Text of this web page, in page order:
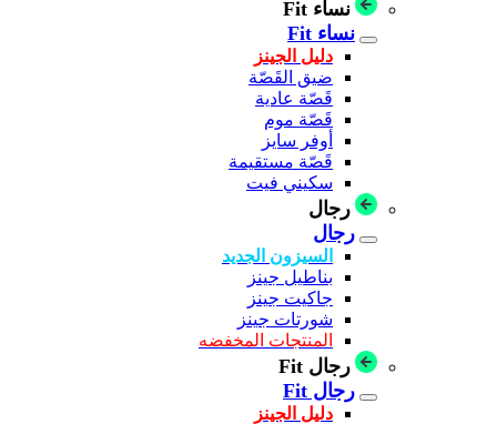
نساء Fit
نساء Fit
دليل الجينز
ضيق القَصّة
قَصّة عادية
قَصّة موم
أوفر سايز
قَصّة مستقيمة
سكيني فيت
رجال
رجال
السيزون الجديد
بناطيل جينز
جاكيت جينز
شورتات جينز
المنتجات المخفضه
رجال Fit
رجال Fit
دليل الجينز